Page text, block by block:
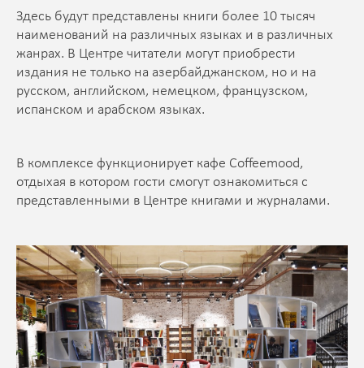
Здесь будут представлены книги более 10 тысяч
наименований на различных языках и в различных
жанрах. В Центре читатели могут приобрести
издания не только на азербайджанском, но и на
русском, английском, немецком, французском,
испанском и арабском языках.
В комплексе функционирует кафе Coffeemood,
отдыхая в котором гости смогут ознакомиться с
представленными в Центре книгами и журналами.